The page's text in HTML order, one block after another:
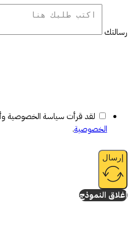
رسالتك
لقد قرأت سياسة الخصوصية
الخصوصية.
إرسال
إغلاق النموذج